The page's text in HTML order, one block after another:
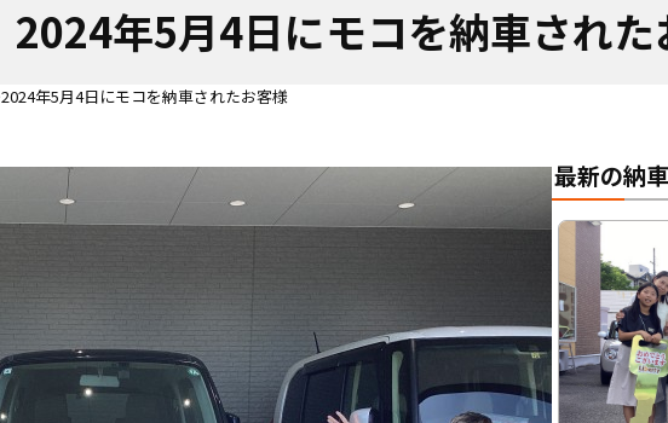
2024年5月4日にモコを納車された
2024年5月4日にモコを納車されたお客様
最新の納